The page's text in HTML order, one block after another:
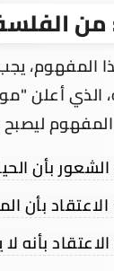
المفهوم،
أعلن
المفهوم
بأن
بأن
الاعتقاد